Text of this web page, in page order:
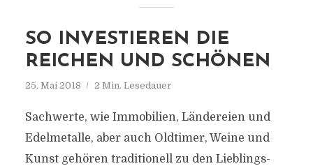
SO INVESTIEREN DIE
REICHEN UND SCHÖNEN
25. Mai 2018 2 Min. Lesedauer
Sachwerte, wie Immobilien, Ländereien und
Edelmetalle, aber auch Oldtimer, Weine und
Kunst gehören traditionell zu den Lieblings-